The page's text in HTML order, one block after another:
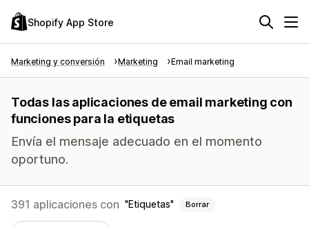
Shopify App Store
Marketing y conversión Marketing Email marketing
Todas las aplicaciones de email marketing con
funciones para la etiquetas
Envía el mensaje adecuado en el momento
oportuno.
391 aplicaciones con Etiquetas Borrar